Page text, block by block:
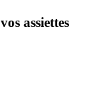
assiettes